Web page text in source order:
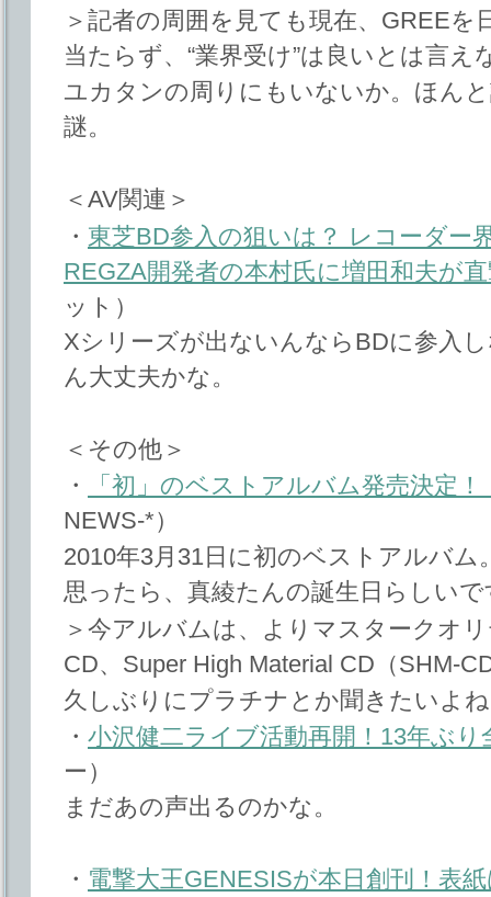
＞記者の周囲を見ても現在、GREEを
当たらず、“業界受け”は良いとは言え
ユカタンの周りにもいないか。ほん
謎。
＜AV関連＞
・ 東芝BD参入の狙いは？ レコーダー
REGZA開発者の本村氏に増田和夫が
ット）
Xシリーズが出ないんならBDに参入
ん大丈夫かな。
＜その他＞
・
「初」のベストアルバム発売決定！
NEWS-*）
2010年3月31日に初のベストアルバ
思ったら、真綾たんの誕生日らしいで
＞今アルバムは、よりマスタークオ
CD、Super High Material CD（SHM-
久しぶりにプラチナとか聞きたいよ
・ 小沢健二ライブ活動再開！13年ぶり
ー）
まだあの声出るのかな。
・ 電撃大王GENESISが本日創刊！表